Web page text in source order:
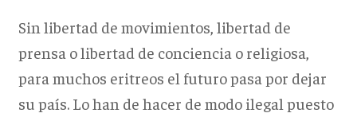
Sin libertad de movimientos, libertad de
prensa o libertad de conciencia o religiosa,
para muchos eritreos el futuro pasa por dejar
su país. Lo han de hacer de modo ilegal puesto